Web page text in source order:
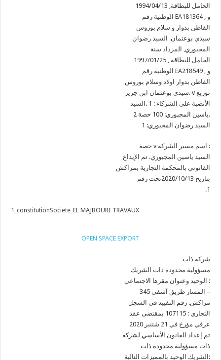
1994/04/13 ,الحامل للبطاقة
الوطنية رقم EA181364 , و
القاطن بدوار و سلام بوروس
سيدي بوعثمان. السيد رضوان
المجبوري, المزداد سنة
1997/01/25 , الحامل للبطاقة
الوطنية رقم EA218549 , و
القاطن بدوار اولاد وسلام بوروس
سيدي بوعثمان ابن جرير. v توزيع
الأنصبة على الشركاء : 1 .السيد
ياسين المجبوري: 100 حصة 2.
السيد رضوان المجبوري: 1
حصة v اسم مسير الشركة :
السيد ياسين المجبوري. تم الإيداع
القانوني بالمحكمة التجارية بمراكش
بتاريخ 2020/10/13تحت رقم
.1
1_constitutionSociete_EL MAJBOURI TRAVAUX
OPEN SPACE EXPORT
شركة ذات
مسؤولية محدودة ذات الشريك
الوحيد وعنوان مقرها الاجتماعي :
345 المسار طريق آسفي –
مراكش. رقم التقييد في السجل
التجاري : 107115 بمقتضى عقد
عرفي مؤرخ في 21 شتنبر 2020
تم إعداد القانون الأساسي لشركة
ذات مسؤولية محدودة ذات
الشريك الوحيد بالمميزات التالية: